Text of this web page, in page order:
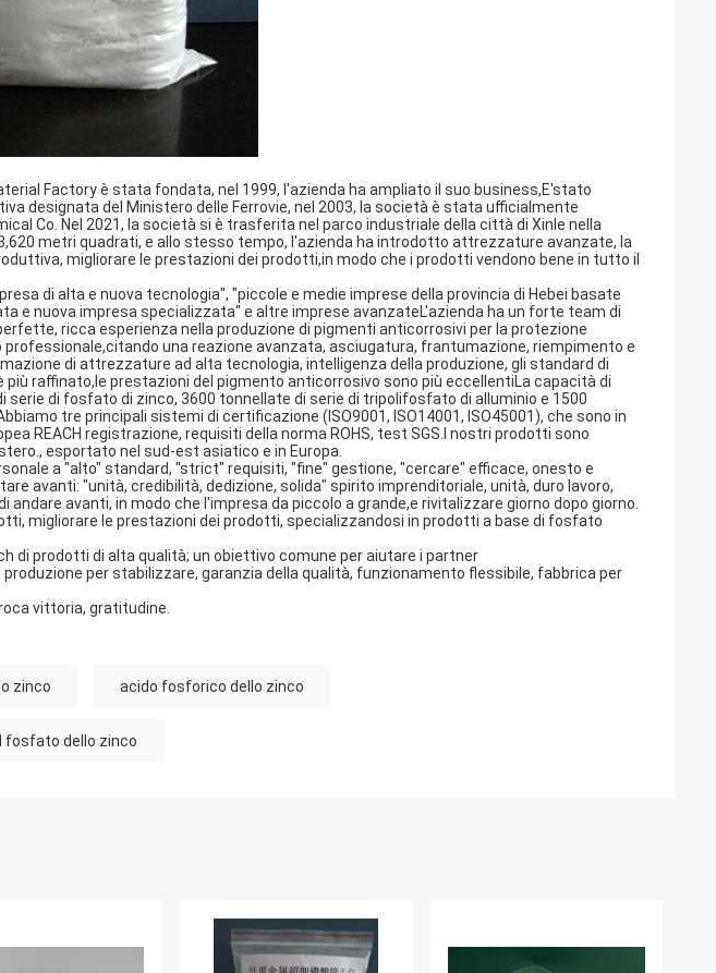
Factory è stata fondata, nel 1999, l'azienda ha ampliato il suo business,E'stato
designata del Ministero delle Ferrovie, nel 2003, la società è stata ufficialmente
Co. Nel 2021, la società si è trasferita nel parco industriale della città di Xinle nella
metri quadrati, e allo stesso tempo, l'azienda ha introdotto attrezzature avanzate, la
migliorare le prestazioni dei prodotti,in modo che i prodotti vendono bene in tutto il
di alta e nuova tecnologia", "piccole e medie imprese della provincia di Hebei basate
e nuova impresa specializzata" e altre imprese avanzateL'azienda ha un forte team di
ricca esperienza nella produzione di pigmenti anticorrosivi per la protezione
una reazione avanzata, asciugatura, frantumazione, riempimento e
di attrezzature ad alta tecnologia, intelligenza della produzione, gli standard di
più raffinato,le prestazioni del pigmento anticorrosivo sono più eccellentiLa capacità di
serie di fosfato di zinco, 3600 tonnellate di serie di tripolifosfato di alluminio e 1500
tre principali sistemi di certificazione (ISO9001, ISO14001, ISO45001), che sono in
REACH registrazione, requisiti della norma ROHS, test SGS.I nostri prodotti sono
esportato nel sud-est asiatico e in Europa.
a "alto" standard, "strict" requisiti, "fine" gestione, "cercare" efficace, onesto e
avanti: "unità, credibilità, dedizione, solida" spirito imprenditoriale, unità, duro lavoro,
andare avanti, in modo che l'impresa da piccolo a grande,e rivitalizzare giorno dopo giorno.
migliorare le prestazioni dei prodotti, specializzandosi in prodotti a base di fosfato
di prodotti di alta qualità; un obiettivo comune per aiutare i partner
per stabilizzare, garanzia della qualità, funzionamento flessibile, fabbrica per
vittoria, gratitudine.
zinco acido fosforico dello zinco
fosfato dello zinco